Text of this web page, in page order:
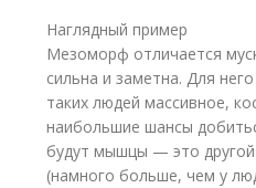
Наглядный пример
Мезоморф отличается
сильна и заметна. Для
таких людей массивное,
наибольшие шансы
будут мышцы — это другой
(намного больше, чем у